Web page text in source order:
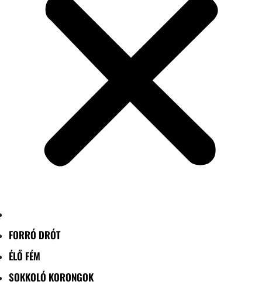
FORRÓ DRÓT
ÉLŐ FÉM
SOKKOLÓ KORONGOK